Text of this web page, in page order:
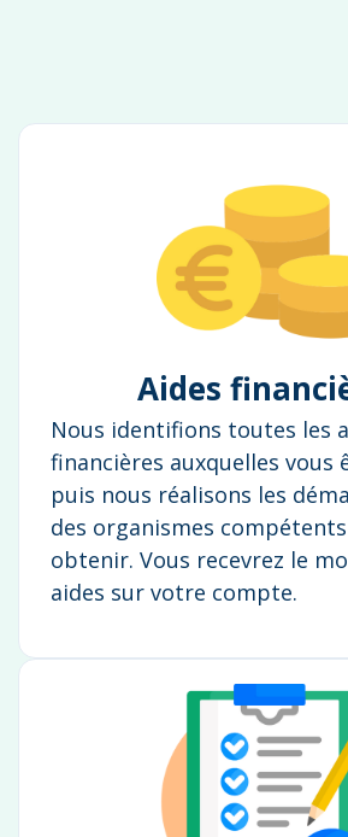
Aides
Nous identifions toutes les
financières auxquelles vous
puis nous réalisons les
des organismes
obtenir. Vous recevrez le
aides sur votre compte.